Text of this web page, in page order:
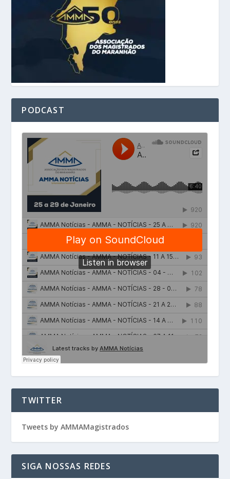
PODCAST
TWITTER
Tweets by AMMAMagistrados
SIGA NOSSAS REDES